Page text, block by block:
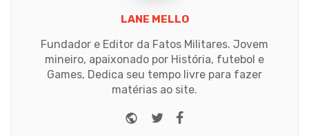
LANE MELLO
Fundador e Editor da Fatos Militares. Jovem
mineiro, apaixonado por História, futebol e
Games, Dedica seu tempo livre para fazer
matérias ao site.
Website
Twitter